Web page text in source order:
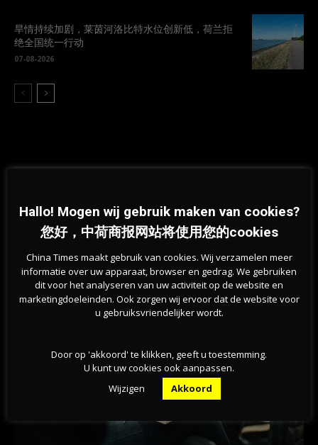
旱情持续加剧，莱茵河洛比特水位创新低，荷兰拒
绝全国统一行动
07-08-2026
Previous article
岸田文雄当选日本第100任首相，
中日关系如何发展？
Next article
荷兰2万5千人参与反新冠通行证
相关文章
Hallo! Mogen wij gebruik maken van cookies?
您好，中荷商报网站将使用您的cookies
China Times maakt gebruik van cookies. Wij verzamelen meer
informatie over uw apparaat, browser en gedrag. We gebruiken
dit voor het analyseren van uw activiteit op de website en
marketingdoeleinden. Ook zorgen wij ervoor dat de website voor
u gebruiksvriendelijker wordt.
Door op 'akkoord' te klikken, geeft u toestemming.
U kunt uw cookies ook aanpassen.
Wijzigen
Akkoord